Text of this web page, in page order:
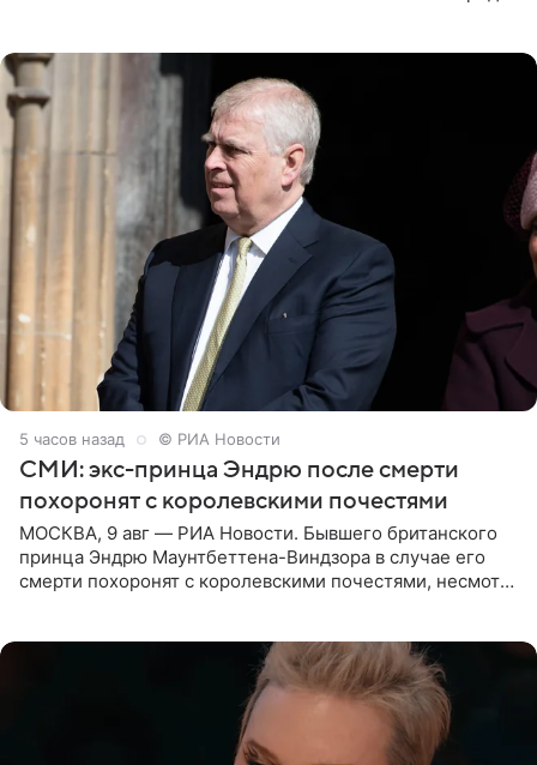
5 часов назад © РИА Новости
СМИ: экс-принца Эндрю после смерти
похоронят с королевскими почестями
МОСКВА, 9 авг — РИА Новости. Бывшего британского
принца Эндрю Маунтбеттена-Виндзора в случае его
смерти похоронят с королевскими почестями, несмотря